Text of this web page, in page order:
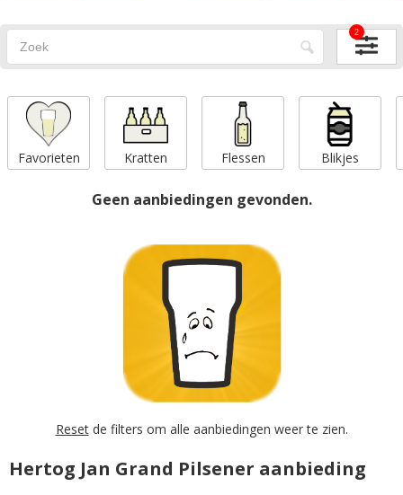
2
Favorieten Kratten Flessen Blikjes
Geen aanbiedingen gevonden.
Resetde filters om alle aanbiedingen weer te zien.
Hertog Jan Grand Pilsener aanbieding